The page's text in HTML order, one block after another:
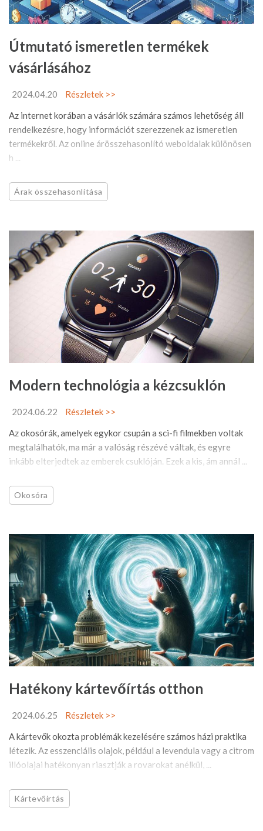
Útmutató ismeretlen termékek
vásárlásához
2024.04.20
Részletek >>
Az internet korában a vásárlók számára számos lehetőség áll
rendelkezésre, hogy információt szerezzenek az ismeretlen
termékekről. Az online árösszehasonlító weboldalak különösen
h ...
Árak összehasonlítása
Modern technológia a kézcsuklón
2024.06.22
Részletek >>
Az okosórák, amelyek egykor csupán a sci-fi filmekben voltak
megtalálhatók, ma már a valóság részévé váltak, és egyre
inkább elterjedtek az emberek csuklóján. Ezek a kis, ám annál ...
Okosóra
Hatékony kártevőírtás otthon
2024.06.25
Részletek >>
A kártevők okozta problémák kezelésére számos házi praktika
létezik. Az esszenciális olajok, például a levendula vagy a citrom
illóolajai hatékonyan riasztják a rovarokat anélkül, ...
Kártevőirtás